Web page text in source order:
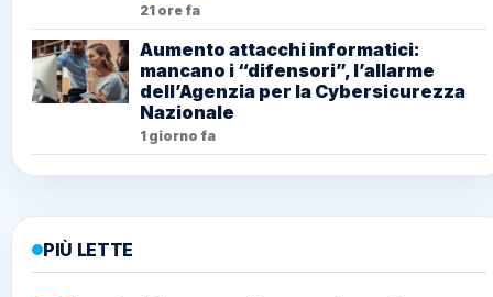
21 ore fa
Aumento attacchi informatici:
mancano i “difensori”, l’allarme
dell’Agenzia per la Cybersicurezza
Nazionale
1 giorno fa
PIÙ LETTE